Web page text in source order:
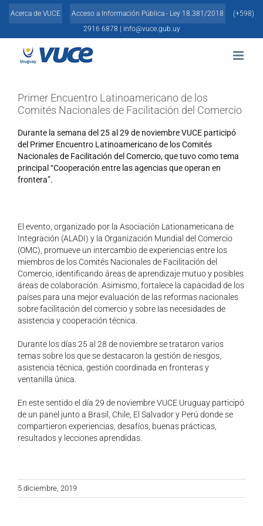
Skip
Acerca de VUCE Acceso a Información Pública - Ley 18.381/2018
(+598)
2916 6878 |
info@vuce.gub.uy
Primer Encuentro Latinoamericano de los
Comités Nacionales de Facilitación del Comercio
Durante la semana del 25 al 29 de noviembre VUCE participó
del Primer Encuentro Latinoamericano de los Comités
Nacionales de Facilitación del Comercio, que tuvo como tema
principal “Cooperación entre las agencias que operan en
frontera”.
El evento, organizado por la Asociación Lationamericana de
Integración (ALADI) y la Organización Mundial del Comercio
(OMC), promueve un intercambio de experiencias entre los
miembros de los Comités Nacionales de Facilitación del
Comercio, identificando áreas de aprendizaje mutuo y posibles
áreas de colaboración. Asimismo, fortalece la capacidad de los
países para una mejor evaluación de las reformas nacionales
sobre facilitación del comercio y sobre las necesidades de
asistencia y cooperación técnica.
Durante los días 25 al 28 de noviembre se trataron varios
temas sobre los que se destacaron la gestión de riesgos,
asistencia técnica, gestión coordinada en fronteras y
ventanilla única.
En este sentido el día 29 de noviembre VUCE Uruguay participó
de un panel junto a Brasil, Chile, El Salvador y Perú donde se
compartieron experiencias, desafíos, buenas prácticas,
resultados y lecciones aprendidas.
5 diciembre, 2019